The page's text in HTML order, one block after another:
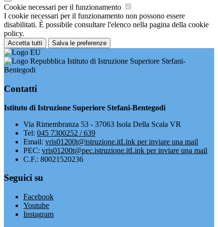
Cookie necessari per il funzionamento
I cookie necessari per il funzionamento non possono essere
disabilitati. È possibile consultare l'elenco nella pagina della cookie
policy.
Accetta tutti Salva le preferenze
Istituto di Istruzione Superiore Stefani-
Bentegodi
Contatti
Istituto di Istruzione Superiore Stefani-Bentegodi
Via Rimembranza 53 - 37063 Isola Della Scala VR
Tel: 045 7300252 / 639
Email: vris01200t@istruzione.itLink per inviare una mail
PEC: vris01200t@pec.istruzione.itLink per inviare una mail
C.F.: 80021520236
Seguici su
Facebook
Youtube
Instagram